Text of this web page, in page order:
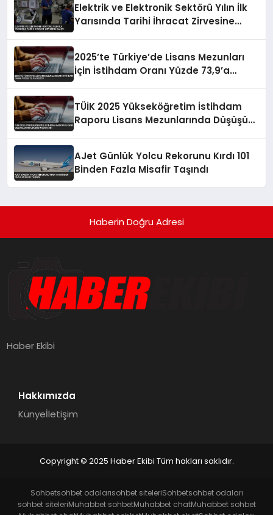
Elektrik ve Elektronik Sektörü Yılın İlk
Yarısında Tarihi İhracat Zirvesine
2025’te Türkiye’de Lisans Mezunları
İçin İstihdam Oranı Yüzde 73,9’a
TÜİK 2025 Yükseköğretim İstihdam
Raporu Lisans Mezunlarında Düşüşü
AJet Günlük Yolcu Rekorunu Kırdı 101
Binden Fazla Misafir Taşındı
Haberin Doğru Adresi
Haber Ekibi
Hakkımızda
Künyeİletişim
Copyright © 2025 Haber Ekibi Tüm hakları saklıdır.
Sohbetsohbet odalarısohbet siteleriSohbetsohbet odaları
sohbet siteleriMuhabbet sohbetMuhabbet chatMuhabbet sohbet